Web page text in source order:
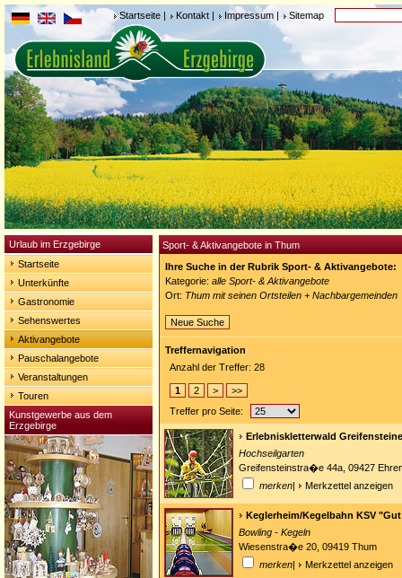
Startseite | Kontakt | Impressum | Sitemap
Urlaub im Erzgebirge
Startseite
Unterkünfte
Gastronomie
Sehenswertes
Aktivangebote
Pauschalangebote
Veranstaltungen
Touren
Kunstgewerbe aus dem
Erzgebirge
Sport- & Aktivangebote in Thum
Ihre Suche in der Rubrik Sport- & Aktivangebote:
Kategorie: alle Sport- & Aktivangebote
Ort: Thum mit seinen Ortsteilen + Nachbargemeinden
Neue Suche
Treffernavigation
Anzahl der Treffer: 28
1 2 >
>>
Treffer pro Seite:
Erlebniskletterwald Greifensteine
Hochseilgarten
Greifensteinstra�e 44a, 09427
merken| Merkzettel anzeigen
Keglerheim/Kegelbahn KSV
Bowling - Kegeln
Wiesenstra�e 20, 09419 Thum
merken| Merkzettel anzeigen